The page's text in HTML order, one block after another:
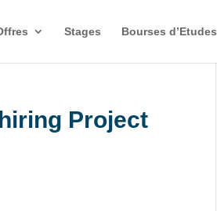
Stages Bourses d’Etudes
Project